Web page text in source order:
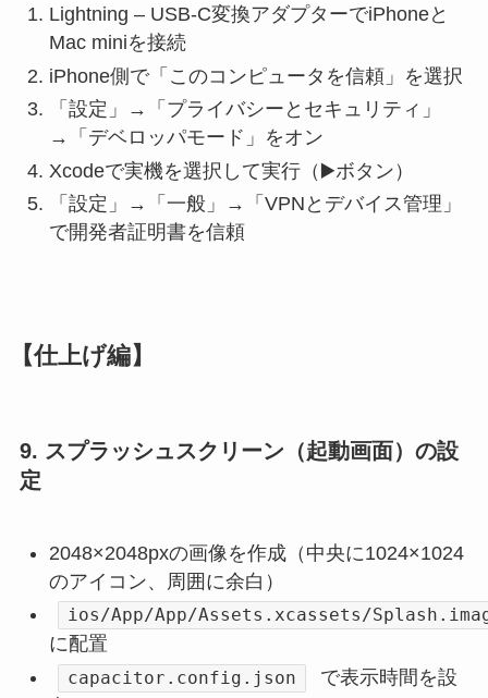
Lightning – USB-C変換アダプターでiPhoneと
Mac miniを接続
iPhone側で「このコンピュータを信頼」を選択
「設定」→「プライバシーとセキュリティ」
→「デベロッパモード」をオン
Xcodeで実機を選択して実行（▶️ボタン）
「設定」→「一般」→「VPNとデバイス管理」
で開発者証明書を信頼
【仕上げ編】
9. スプラッシュスクリーン（起動画面）の設
定
2048×2048pxの画像を作成（中央に1024×1024
のアイコン、周囲に余白）
ios/App/App/Assets.xcassets/
に配置
capacitor.config.json
で表示時間を設